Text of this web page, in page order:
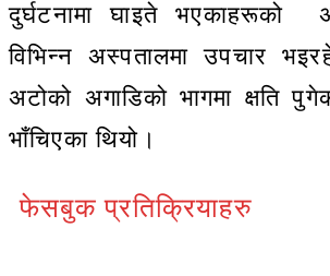
दुर्घटनामा घाइते भएकाहरूको
विभिन्न अस्पतालमा उपचार
अटोको अगाडिको भागमा क्षति
भाँचिएका थियो।
फेसबुक प्रतिक्रियाहरु